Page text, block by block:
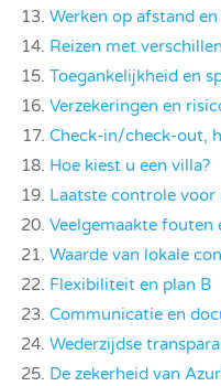
Werken op afstand
Reizen met
Toegankelijkheid en
Verzekeringen en
Check-in/check-out,
Hoe kiest u een villa?
Laatste controle
Veelgemaakte fouten
Waarde van lokale
Flexibiliteit en plan B
Communicatie en
Wederzijdse
De zekerheid van